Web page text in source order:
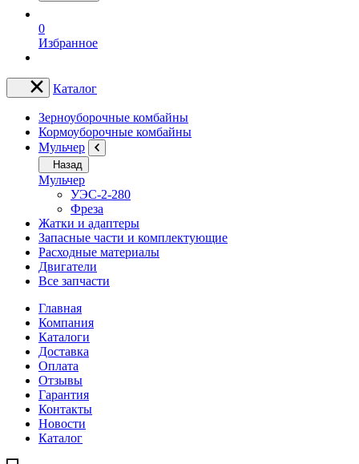
0
Избранное
Каталог
Зерноуборочные комбайны
Кормоуборочные комбайны
Мульчер
Назад
Мульчер
УЭС-2-280
Фреза
Жатки и адаптеры
Запасные части и комплектующие
Расходные материалы
Двигатели
Все запчасти
Главная
Компания
Каталоги
Доставка
Оплата
Отзывы
Гарантия
Контакты
Новости
Каталог